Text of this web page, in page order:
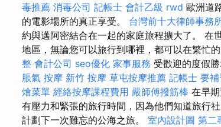
毒推薦 消毒公司 記帳士 會計乙級 rwd 歐洲道
的電影場所的真正享受。 台灣前十大律師事務
約與邁阿密結合在一起的家庭旅程擴大了。 在
地區，無論您可以旅行到哪裡，都可以在繁忙
整 會計公司 seo優化 家事服務 受歡迎的度假
脹氣 按摩 新竹 按摩 草屯按摩推薦 記帳士 要
燴菜單 經絡按摩課程費用 嚴師傅撥筋棒 在早
有壓力和緊張的旅行時間，因為他們知道旅行
計劃下一次難忘的公海之旅。 室內設計圖 第二